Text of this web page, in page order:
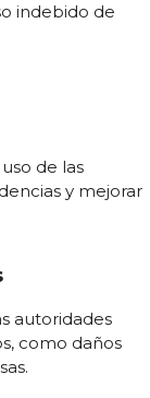
indebido de
de las
y mejorar
autoridades
como daños